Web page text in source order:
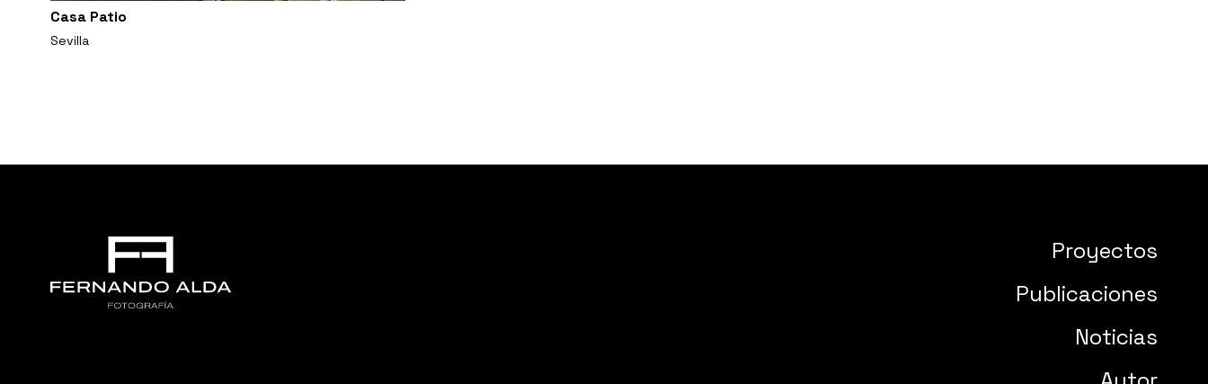
Casa Patio
Sevilla
Proyectos
Publicaciones
Noticias